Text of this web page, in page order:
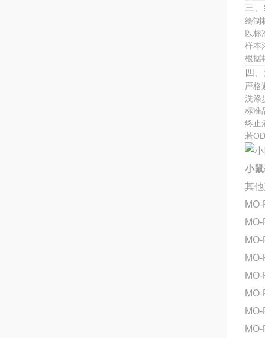
三
绘制
以标
样本
根据
四
严格
洗涤
标准
终止
若
小
其